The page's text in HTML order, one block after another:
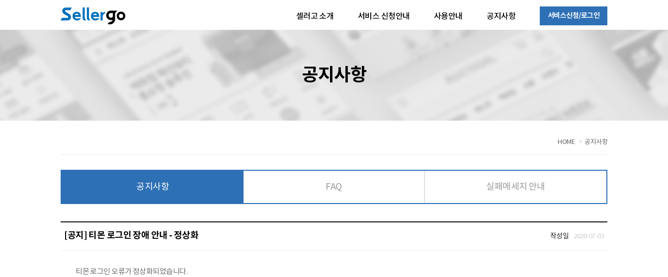
셀러고 소개 서비스 신청안내 사용안내 공지사항 서비스신청/로그인
공지사항
HOME 공지사항
공지사항 FAQ 실패메세지 안내
[공지] 티몬 로그인 장애 안내 - 정상화 작성일 2020-07-03
티몬 로그인 오류가 정상화되었습니다.